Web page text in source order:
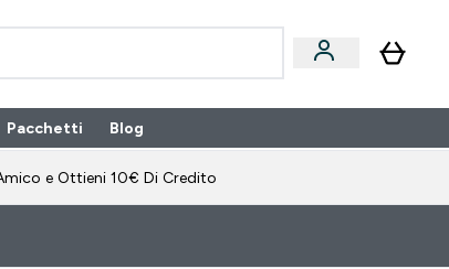
submenu
Pacchetti Enter Pacchetti submenu
Blog
e Ottieni 10€ Di Credito